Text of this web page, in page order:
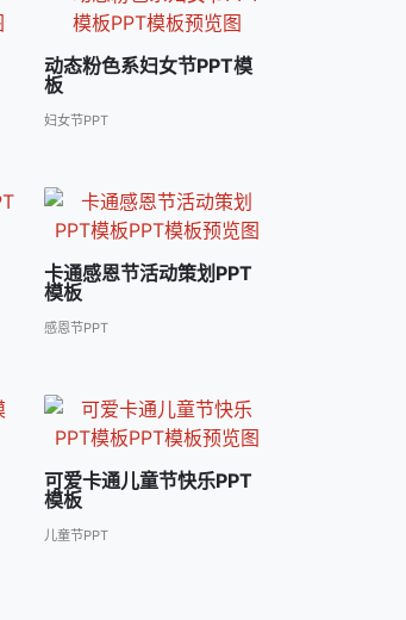
动态粉色系妇女节PPT模
板
妇女节PPT
卡通感恩节活动策划PPT
模板
感恩节PPT
可爱卡通儿童节快乐PPT
模板
儿童节PPT